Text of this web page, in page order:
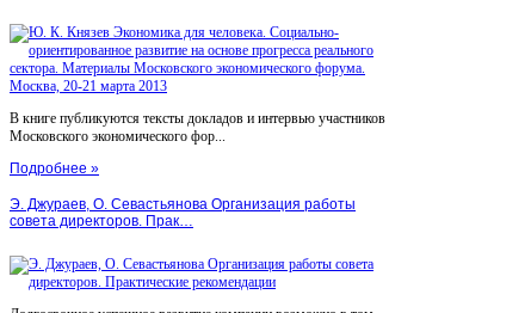
В книге публикуются тексты докладов и интервью участников
Московского экономического фор...
Подробнее »
Э. Джураев, О. Севастьянова Организация работы
совета директоров. Прак…